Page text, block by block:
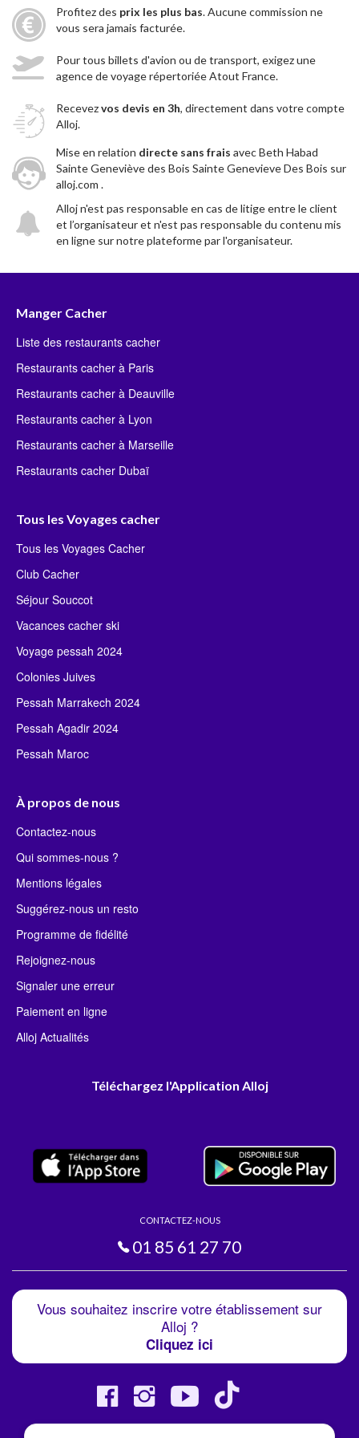
Profitez des prix les plus bas. Aucune commission ne
vous sera jamais facturée.
Pour tous billets d'avion ou de transport, exigez une
agence de voyage répertoriée Atout France.
Recevezvos devis en 3h, directement dans votre compte
Alloj.
Mise en relation directe sans frais avec Beth Habad
Sainte Geneviève des Bois Sainte Genevieve Des Bois sur
alloj.com .
Alloj n'est pas responsable en cas de litige entre le client
et l’organisateur et n'est pas responsable du contenu mis
en ligne sur notre plateforme par l'organisateur.
Manger Cacher
Liste des restaurants cacher
Restaurants cacher à Paris
Restaurants cacher à Deauville
Restaurants cacher à Lyon
Restaurants cacher à Marseille
Restaurants cacher Dubaï
Tous les Voyages cacher
Tous les Voyages Cacher
Club Cacher
Séjour Souccot
Vacances cacher ski
Voyage pessah 2024
Colonies Juives
Pessah Marrakech 2024
Pessah Agadir 2024
Pessah Maroc
À propos de nous
Contactez-nous
Qui sommes-nous ?
Mentions légales
Suggérez-nous un resto
Programme de fidélité
Rejoignez-nous
Signaler une erreur
Paiement en ligne
Alloj Actualités
Téléchargez l'Application Alloj
CONTACTEZ-NOUS
01 85 61 27 70
Vous souhaitez inscrire votre établissement sur
Alloj ?
Cliquez ici